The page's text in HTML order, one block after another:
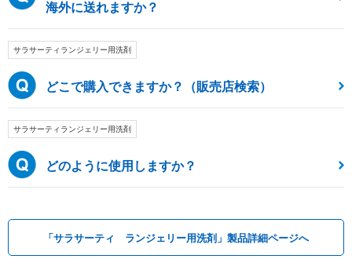
海外に送れますか？
サラサーティランジェリー用洗剤
どこで購入できますか？（販売店検索）
サラサーティランジェリー用洗剤
どのように使用しますか？
「サラサーティ ランジェリー用洗剤」製品詳細ページへ